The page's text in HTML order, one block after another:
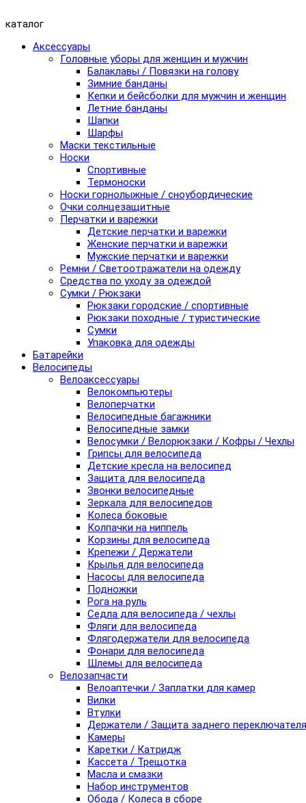
каталог
Аксессуары
Головные уборы для женщин и мужчин
Балаклавы / Повязки на голову
Зимние банданы
Кепки и бейсболки для мужчин и женщин
Летние банданы
Шапки
Шарфы
Маски текстильные
Носки
Спортивные
Термоноски
Носки горнолыжные / сноубордические
Очки солнцезащитные
Перчатки и варежки
Детские перчатки и варежки
Женские перчатки и варежки
Мужские перчатки и варежки
Ремни / Светоотражатели на одежду
Средства по уходу за одеждой
Сумки / Рюкзаки
Рюкзаки городские / спортивные
Рюкзаки походные / туристические
Сумки
Упаковка для одежды
Батарейки
Велосипеды
Велоаксессуары
Велокомпьютеры
Велоперчатки
Велосипедные багажники
Велосипедные замки
Велосумки / Велорюкзаки / Кофры / Чехлы
Грипсы для велосипеда
Детские кресла на велосипед
Защита для велосипеда
Звонки велосипедные
Зеркала для велосипедов
Колеса боковые
Колпачки на ниппель
Корзины для велосипеда
Крепежи / Держатели
Крылья для велосипеда
Насосы для велосипеда
Подножки
Рога на руль
Седла для велосипеда / чехлы
Фляги для велосипеда
Флягодержатели для велосипеда
Фонари для велосипеда
Шлемы для велосипеда
Велозапчасти
Велоаптечки / Заплатки для камер
Вилки
Втулки
Держатели / Защита заднего переключателя
Камеры
Каретки / Катридж
Кассета / Трещотка
Масла и смазки
Набор инструментов
Обода / Колеса в сборе